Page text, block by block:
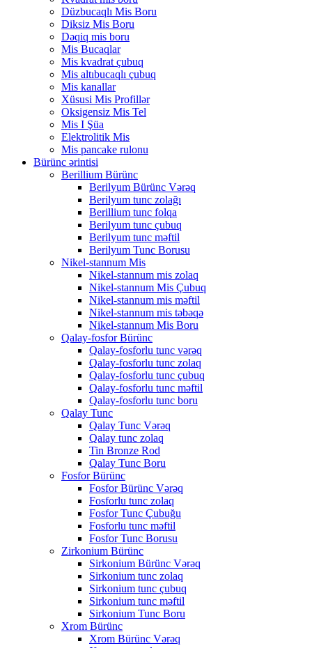
Düzbucaqlı Mis Boru
Diksiz Mis Boru
Dəqiq mis boru
Mis Bucaqlar
Mis kvadrat çubuq
Mis altıbucaqlı çubuq
Mis kanallar
Xüsusi Mis Profillər
Oksigensiz Mis Tel
Mis I Şüa
Elektrolitik Mis
Mis pancake rulonu
Bürünc ərintisi
Berillium Bürünc
Berilyum Bürünc Vərəq
Berilyum tunc zolağı
Berillium tunc folqa
Berilyum tunc çubuq
Berilyum tunc məftil
Berilyum Tunc Borusu
Nikel-stannum Mis
Nikel-stannum mis zolaq
Nikel-stannum Mis Çubuq
Nikel-stannum mis məftil
Nikel-stannum mis təbəqə
Nikel-stannum Mis Boru
Qalay-fosfor Bürünc
Qalay-fosforlu tunc vərəq
Qalay-fosforlu tunc zolaq
Qalay-fosforlu tunc çubuq
Qalay-fosforlu tunc məftil
Qalay-fosforlu tunc boru
Qalay Tunc
Qalay Tunc Vərəq
Qalay tunc zolaq
Tin Bronze Rod
Qalay Tunc Boru
Fosfor Bürünc
Fosfor Bürünc Vərəq
Fosforlu tunc zolaq
Fosfor Tunc Çubuğu
Fosforlu tunc məftil
Fosfor Tunc Borusu
Zirkonium Bürünc
Sirkonium Bürünc Vərəq
Sirkonium tunc zolaq
Sirkonium tunc çubuq
Sirkonium tunc məftil
Sirkonium Tunc Boru
Xrom Bürünc
Xrom Bürünc Vərəq